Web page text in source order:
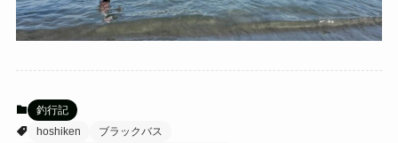
釣行記
hoshiken
ブラックバス